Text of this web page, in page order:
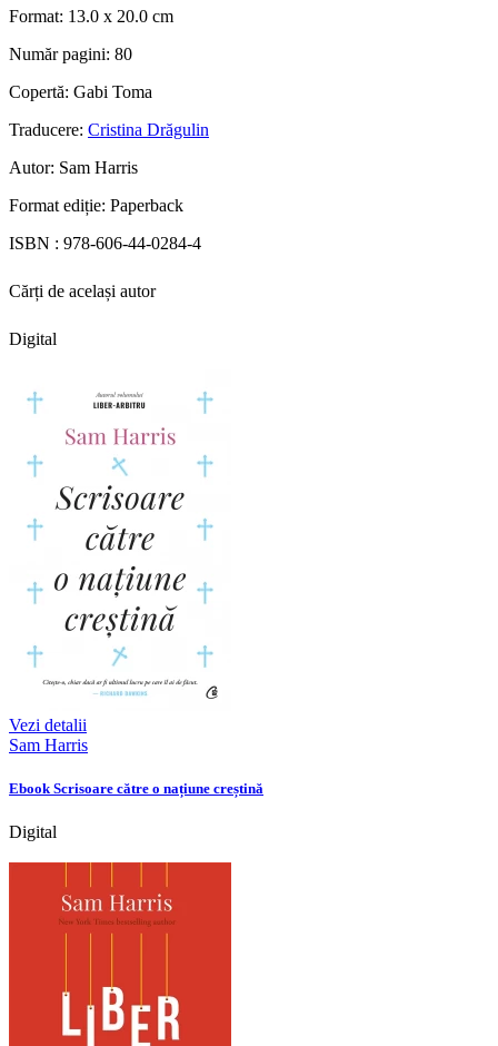
Format: 13.0 x 20.0 cm
Număr pagini: 80
Copertă: Gabi Toma
Traducere: Cristina Drăgulin
Autor: Sam Harris
Format ediție: Paperback
ISBN : 978-606-44-0284-4
Cărți de același autor
Digital
Vezi detalii
Sam Harris
Ebook Scrisoare către o națiune creștină
Digital